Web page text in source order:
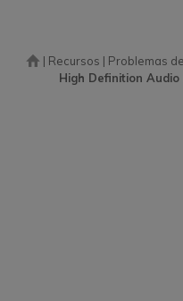
| Recursos | Problemas
High Definition